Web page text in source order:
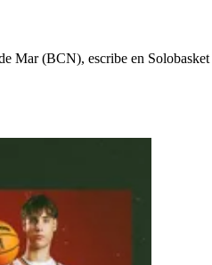
Mar (BCN), escribe en